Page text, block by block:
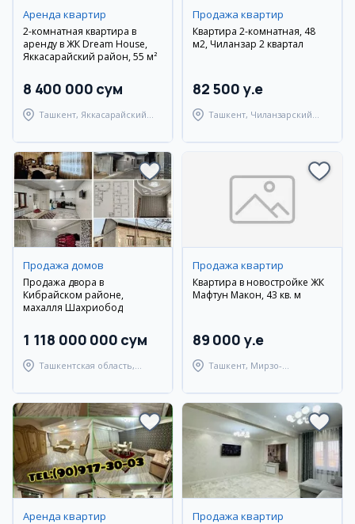
Аренда квартир
2-комнатная квартира в
аренду в ЖК Dream House,
Яккасарайский район, 55 м²
8 400 000 сум
Ташкент, Яккасарайский
Продажа квартир
Квартира 2-комнатная, 48
м2, Чиланзар 2 квартал
82 500 y.e
Ташкент, Чиланзарский
Продажа домов
Продажа двора в
Кибрайском районе,
махалля Шахриобод
1 118 000 000 сум
Ташкентская область,
Продажа квартир
Квартира в новостройке ЖК
Мафтун Макон, 43 кв. м
89 000 y.e
Ташкент, Мирзо-
Аренда квартир Продажа квартир